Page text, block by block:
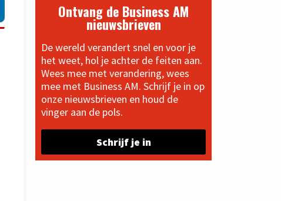
Ontvang de Business AM
nieuwsbrieven
De wereld verandert snel en voor je
het weet, hol je achter de feiten aan.
Wees mee met verandering, wees
mee met Business AM. Schrijf je in op
onze nieuwsbrieven en houd de
vinger aan de pols.
Schrijf je in